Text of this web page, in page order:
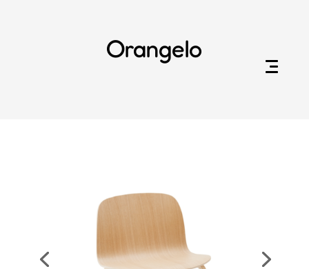
Orangelo